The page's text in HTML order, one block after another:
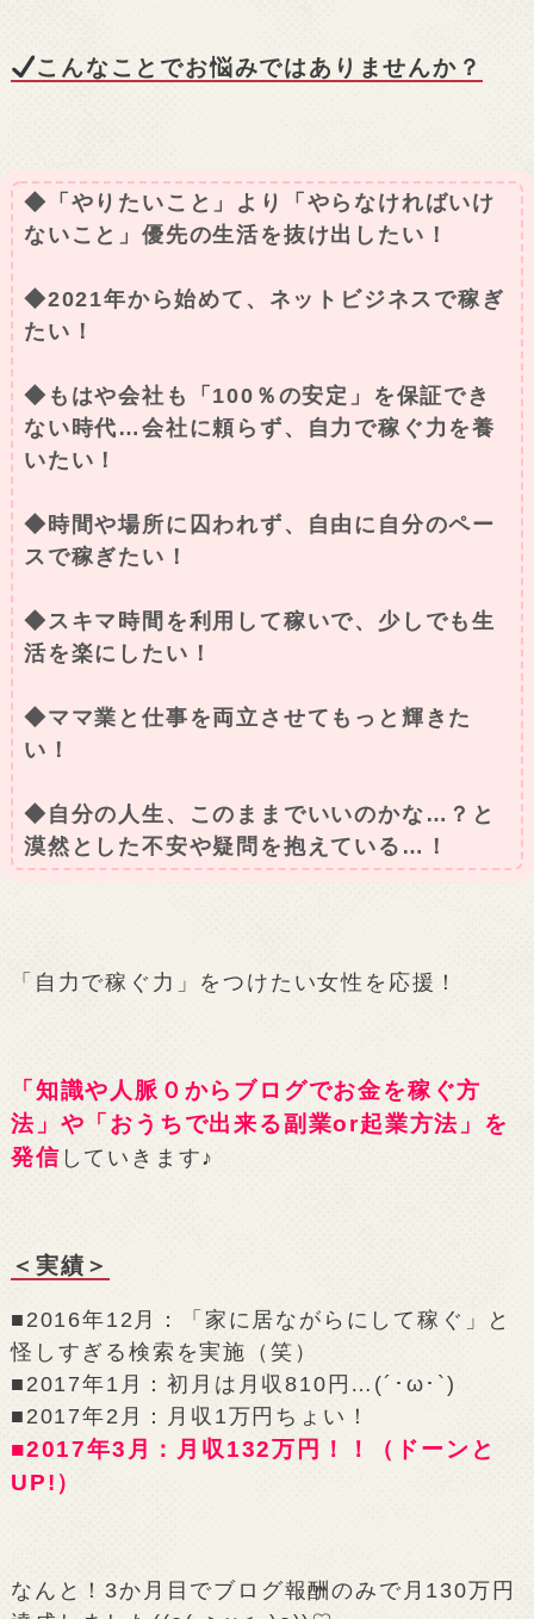
こんなことでお悩みではありませんか？
◆「やりたいこと」より「やらなければいけ
ないこと」優先の生活を抜け出したい！
◆2021年から始めて、ネットビジネスで稼ぎ
たい！
◆もはや会社も「100％の安定」を保証でき
ない時代…会社に頼らず、自力で稼ぐ力を養
いたい！
◆時間や場所に囚われず、自由に自分のペー
スで稼ぎたい！
◆スキマ時間を利用して稼いで、少しでも生
活を楽にしたい！
◆ママ業と仕事を両立させてもっと輝きた
い！
◆自分の人生、このままでいいのかな…？と
漠然とした不安や疑問を抱えている…！
「自力で稼ぐ力」をつけたい女性を応援！
「知識や人脈０からブログでお金を稼ぐ方
法」や「おうちで出来る副業or起業方法」を
発信 していきます♪
＜実績＞
■2016年12月：「家に居ながらにして稼ぐ」と
怪しすぎる検索を実施（笑）
■2017年1月：初月は月収810円…(´･ω･`)
■2017年2月：月収1万円ちょい！
■2017年3月：月収132万円！！（ドーンと
UP!）
なんと！3か月目でブログ報酬のみで月130万円